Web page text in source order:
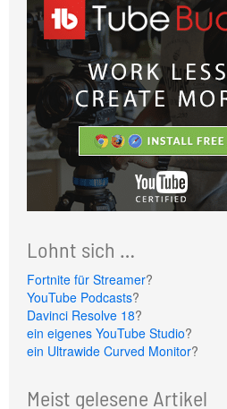
Lohnt sich …
Fortnite für Streamer?
YouTube Podcasts?
Davinci Resolve 18?
ein eigenes YouTube Studio?
ein Ultrawide Curved Monitor?
Meist gelesene Artikel